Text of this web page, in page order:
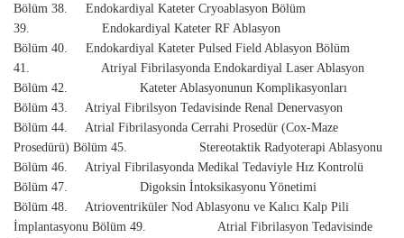
Bölüm 38. Endokardiyal Kateter Cryoablasyon Bölüm
39. Endokardiyal Kateter RF Ablasyon
Bölüm 40. Endokardiyal Kateter Pulsed Field Ablasyon Bölüm
41. Atriyal Fibrilasyonda Endokardiyal Laser Ablasyon
Bölüm 42. Kateter Ablasyonunun Komplikasyonları
Bölüm 43. Atriyal Fibrilsyon Tedavisinde Renal Denervasyon
Bölüm 44. Atrial Fibrilasyonda Cerrahi Prosedür (Cox-Maze
Prosedürü) Bölüm 45. Stereotaktik Radyoterapi Ablasyonu
Bölüm 46. Atriyal Fibrilasyonda Medikal Tedaviyle Hız Kontrolü
Bölüm 47. Digoksin İntoksikasyonu Yönetimi
Bölüm 48. Atrioventriküler Nod Ablasyonu ve Kalıcı Kalp Pili
İmplantasyonu Bölüm 49. Atrial Fibrilasyon Tedavisinde